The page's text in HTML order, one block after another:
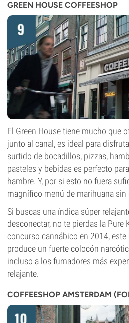
GREEN HOUSE COFFEESHOP
El Green House tiene mucho que
junto al canal, es ideal para
surtido de bocadillos, pizzas,
pasteles y bebidas es perfecto
hambre. Y, por si esto no fuera
magnífico menú de marihuana sin
Si buscas una índica súper
desconectar, no te pierdas la Pure
concurso cannábico en 2014,
produce un fuerte colocón
incluso a los fumadores más
relajante.
COFFEESHOP AMSTERDAM